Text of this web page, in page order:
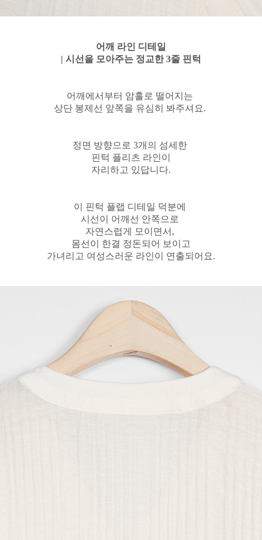
어깨 라인 디테일
| 시선을 모아주는 정교한 3줄 핀턱
어깨에서부터 암홀로 떨어지는
상단 봉제선 앞쪽을 유심히 봐주셔요.
정면 방향으로 3개의 섬세한
핀턱 플리츠 라인이
자리하고 있답니다.
이 핀턱 플랩 디테일 덕분에
시선이 어깨선 안쪽으로
자연스럽게 모이면서,
몸선이 한결 정돈되어 보이고
가녀리고 여성스러운 라인이 연출되어요.